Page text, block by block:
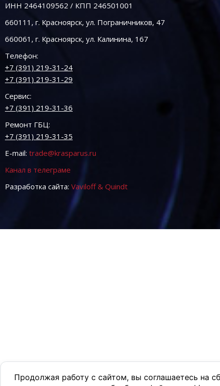
Продолжая работу с сайтом, вы соглашаетесь на
ИНН 2464109562 / КПП 246501001
660111, г. Красноярск, ул. Пограничников, 47
660061, г. Красноярск, ул. Калинина, 167
Телефон:
+7 (391) 219-31-24
+7 (391) 219-31-29
Сервис:
+7 (391) 219-31-36
Ремонт ГБЦ:
+7 (391) 219-31-35
E-mail: trade@krasparus.ru
Канал в телеграме
Разработка сайта: Vaviloff & Quindt